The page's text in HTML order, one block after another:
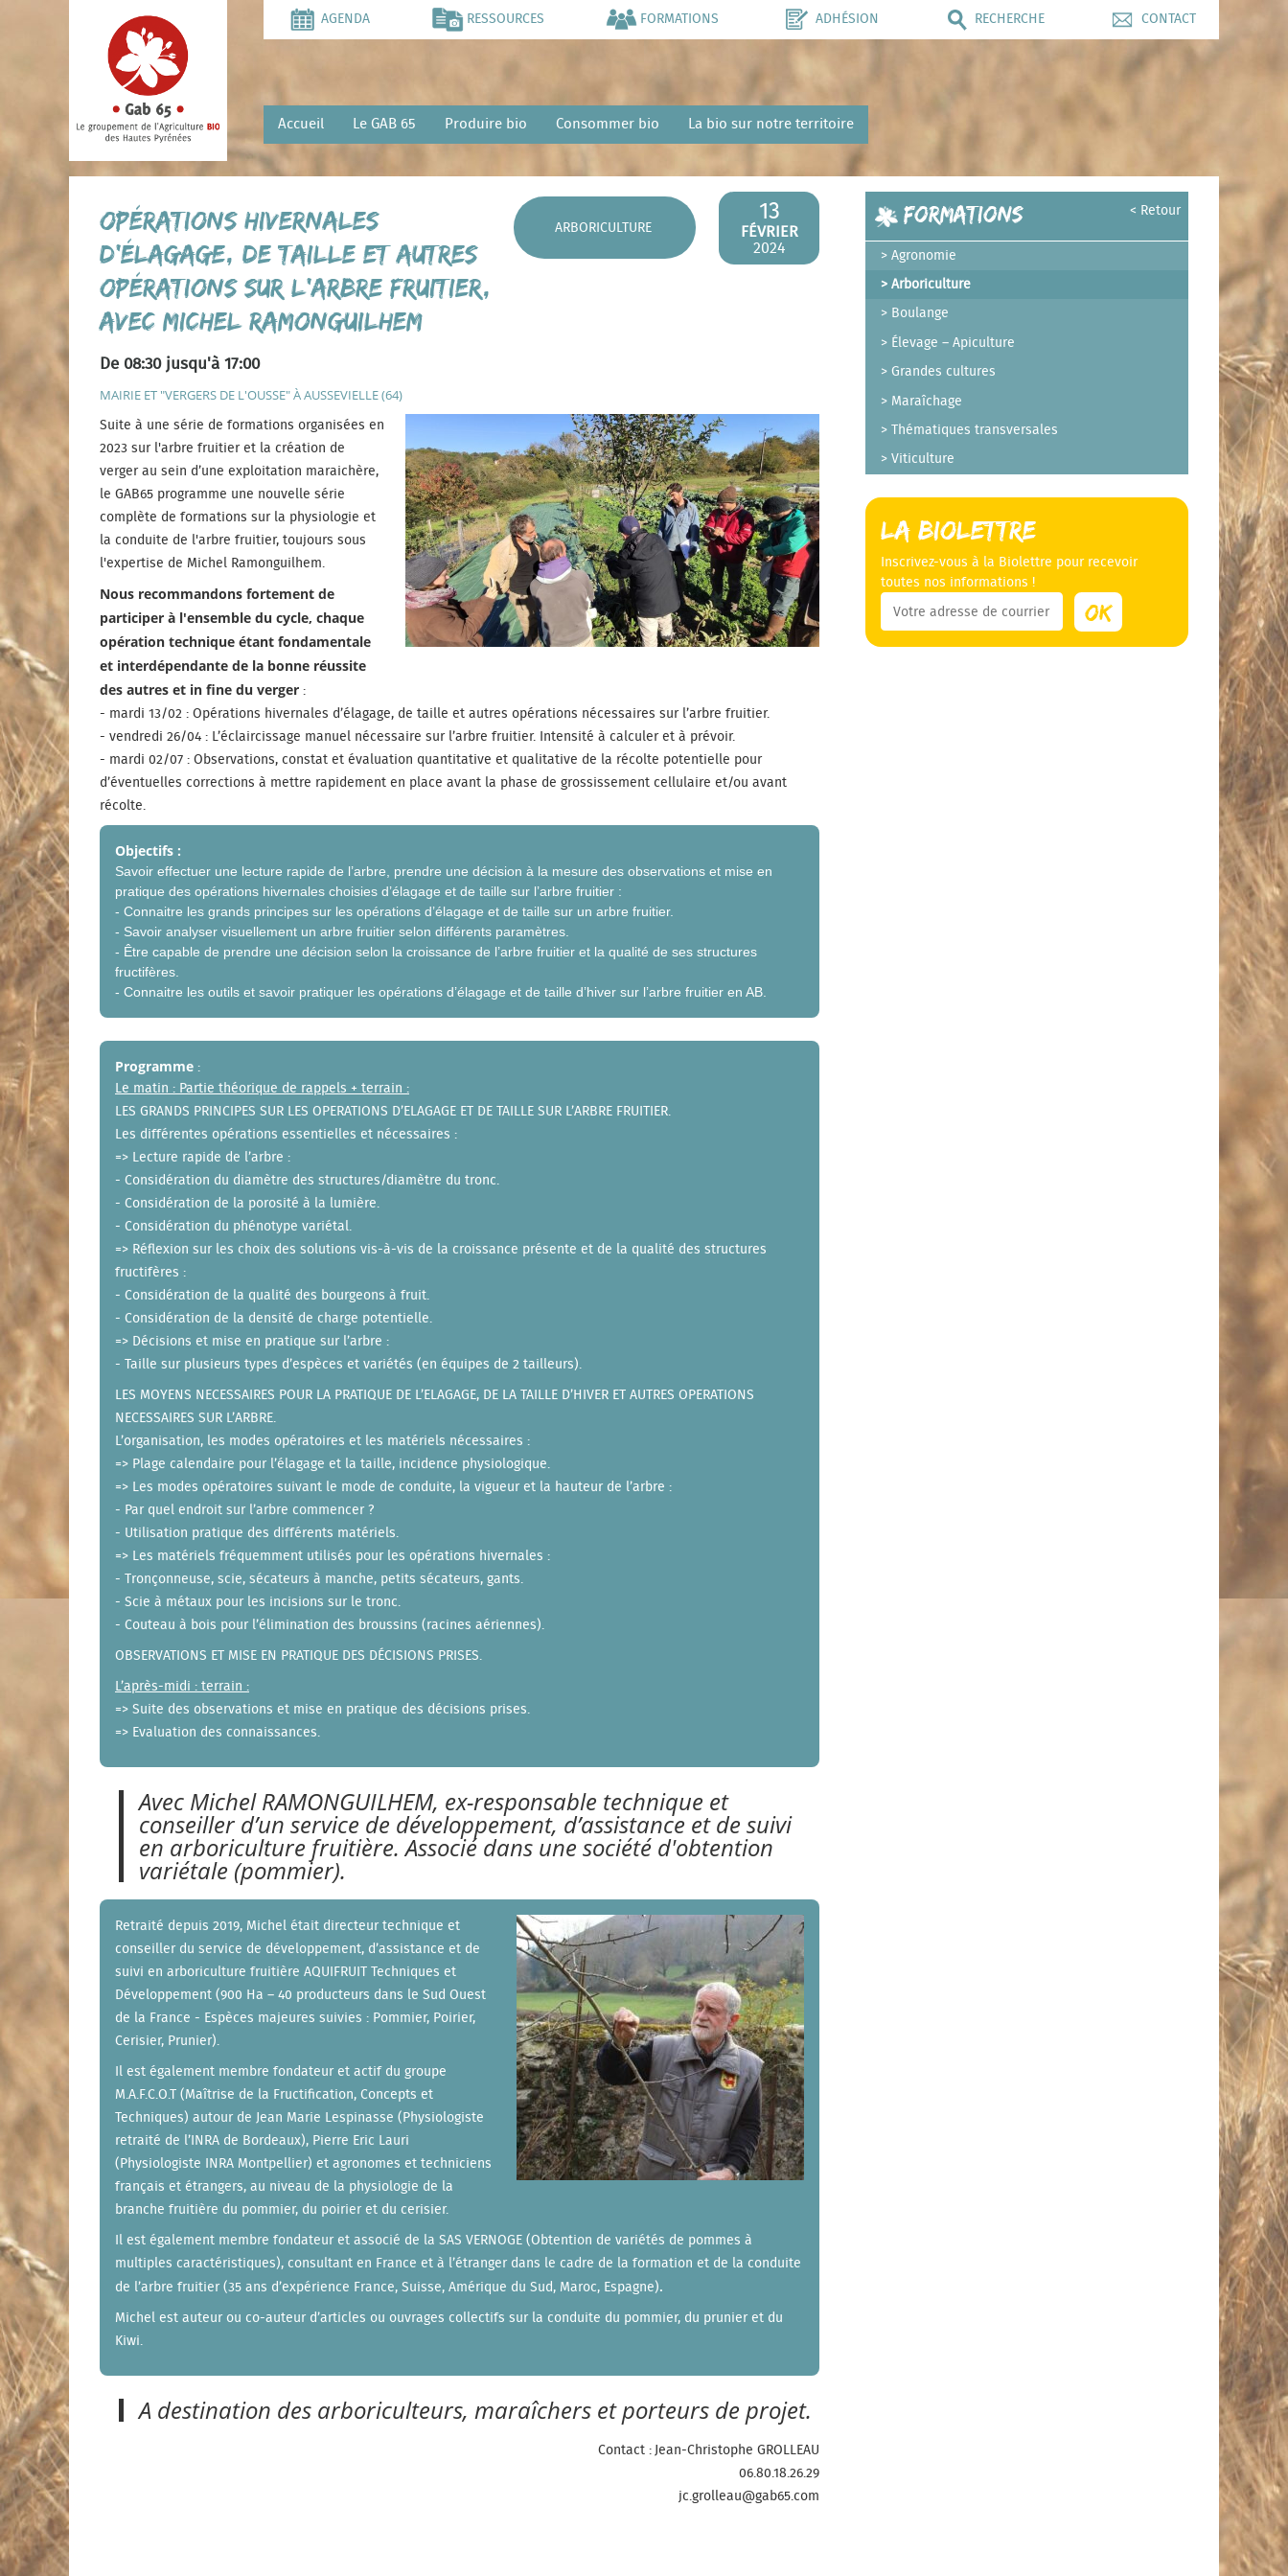
AGENDA RESSOURCES FORMATIONS ADHÉSION RECHERCHE CONTACT
Accueil Le GAB 65 Produire bio Consommer bio La bio sur notre territoire
13
FÉVRIER
2024
ARBORICULTURE
Opérations hivernales
d’élagage, de taille et autres
opérations sur l’arbre fruitier,
avec Michel Ramonguilhem
De 08:30 jusqu'à 17:00
MAIRIE ET "VERGERS DE L'OUSSE" À AUSSEVIELLE (64)
Suite à une série de formations organisées en
2023 sur l'arbre fruitier et la création de
verger au sein d’une exploitation maraichère,
le GAB65 programme une nouvelle série
complète de formations sur la physiologie et
la conduite de l'arbre fruitier, toujours sous
l'expertise de Michel Ramonguilhem.
Nous recommandons fortement de
participer à l'ensemble du cycle, chaque
opération technique étant fondamentale
et interdépendante de la bonne réussite
des autres et in fine du verger :
- mardi 13/02 : Opérations hivernales d’élagage, de taille et autres opérations nécessaires sur l’arbre fruitier.
- vendredi 26/04 : L’éclaircissage manuel nécessaire sur l’arbre fruitier. Intensité à calculer et à prévoir.
- mardi 02/07 : Observations, constat et évaluation quantitative et qualitative de la récolte potentielle pour
d’éventuelles corrections à mettre rapidement en place avant la phase de grossissement cellulaire et/ou avant
récolte.
Objectifs :
Savoir effectuer une lecture rapide de l’arbre, prendre une décision à la mesure des observations et mise en
pratique des opérations hivernales choisies d’élagage et de taille sur l’arbre fruitier :
- Connaitre les grands principes sur les opérations d’élagage et de taille sur un arbre fruitier.
- Savoir analyser visuellement un arbre fruitier selon différents paramètres.
- Être capable de prendre une décision selon la croissance de l’arbre fruitier et la qualité de ses structures
fructifères.
- Connaitre les outils et savoir pratiquer les opérations d’élagage et de taille d’hiver sur l’arbre fruitier en AB.
Programme :
Le matin : Partie théorique de rappels + terrain :
LES GRANDS PRINCIPES SUR LES OPERATIONS D’ELAGAGE ET DE TAILLE SUR L’ARBRE FRUITIER.
Les différentes opérations essentielles et nécessaires :
=> Lecture rapide de l’arbre :
- Considération du diamètre des structures/diamètre du tronc.
- Considération de la porosité à la lumière.
- Considération du phénotype variétal.
=> Réflexion sur les choix des solutions vis-à-vis de la croissance présente et de la qualité des structures
fructifères :
- Considération de la qualité des bourgeons à fruit.
- Considération de la densité de charge potentielle.
=> Décisions et mise en pratique sur l’arbre :
- Taille sur plusieurs types d’espèces et variétés (en équipes de 2 tailleurs).
LES MOYENS NECESSAIRES POUR LA PRATIQUE DE L’ELAGAGE, DE LA TAILLE D’HIVER ET AUTRES OPERATIONS
NECESSAIRES SUR L’ARBRE.
L’organisation, les modes opératoires et les matériels nécessaires :
=> Plage calendaire pour l’élagage et la taille, incidence physiologique.
=> Les modes opératoires suivant le mode de conduite, la vigueur et la hauteur de l’arbre :
- Par quel endroit sur l’arbre commencer ?
- Utilisation pratique des différents matériels.
=> Les matériels fréquemment utilisés pour les opérations hivernales :
- Tronçonneuse, scie, sécateurs à manche, petits sécateurs, gants.
- Scie à métaux pour les incisions sur le tronc.
- Couteau à bois pour l’élimination des broussins (racines aériennes).
OBSERVATIONS ET MISE EN PRATIQUE DES DÉCISIONS PRISES.
L’après-midi : terrain :
=> Suite des observations et mise en pratique des décisions prises.
=> Evaluation des connaissances.
Avec Michel RAMONGUILHEM, ex-responsable technique et
conseiller d’un service de développement, d’assistance et de suivi
en arboriculture fruitière. Associé dans une société d'obtention
variétale (pommier).
Retraité depuis 2019, Michel était directeur technique et
conseiller du service de développement, d’assistance et de
suivi en arboriculture fruitière AQUIFRUIT Techniques et
Développement (900 Ha – 40 producteurs dans le Sud Ouest
de la France - Espèces majeures suivies : Pommier, Poirier,
Cerisier, Prunier).
Il est également membre fondateur et actif du groupe
M.A.F.C.O.T (Maîtrise de la Fructification, Concepts et
Techniques) autour de Jean Marie Lespinasse (Physiologiste
retraité de l’INRA de Bordeaux), Pierre Eric Lauri
(Physiologiste INRA Montpellier) et agronomes et techniciens
français et étrangers, au niveau de la physiologie de la
branche fruitière du pommier, du poirier et du cerisier.
Il est également membre fondateur et associé de la SAS VERNOGE (Obtention de variétés de pommes à
multiples caractéristiques), consultant en France et à l’étranger dans le cadre de la formation et de la conduite
de l’arbre fruitier (35 ans d’expérience France, Suisse, Amérique du Sud, Maroc, Espagne).
Michel est auteur ou co-auteur d’articles ou ouvrages collectifs sur la conduite du pommier, du prunier et du
Kiwi.
A destination des arboriculteurs, maraîchers et porteurs de projet.
Contact : Jean-Christophe GROLLEAU
06.80.18.26.29
jc.grolleau@gab65.com
< Retour
Formations
Agronomie
Arboriculture
Boulange
Élevage – Apiculture
Grandes cultures
Maraîchage
Thématiques transversales
Viticulture
La Biolettre
Inscrivez-vous à la Biolettre pour recevoir
toutes nos informations !